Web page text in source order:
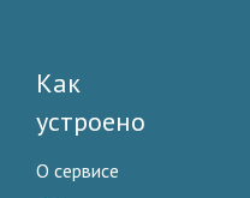
Как
устроено
О сервисе